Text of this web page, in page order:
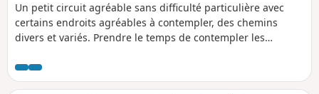
Un petit circuit agréable sans difficulté particulière avec
certains endroits agréables à contempler, des chemins
divers et variés. Prendre le temps de contempler les